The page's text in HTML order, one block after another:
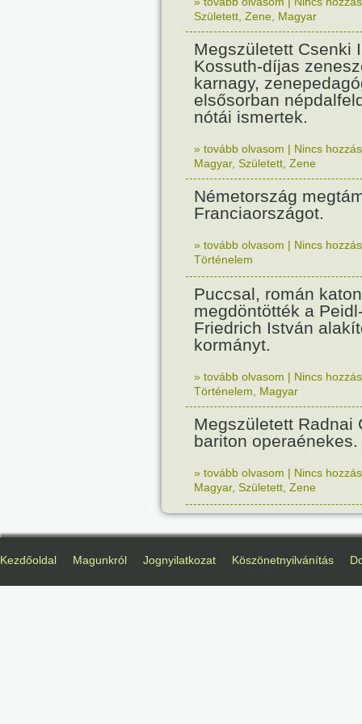
Született Zene Magyar
Megszületett Csenki
Kossuth-díjas
karnagy,
elsősorban
nótái ismertek.
» tovább olvasom | Nincs
Magyar, Született Zene
Németország
Franciaországot.
» tovább olvasom | Nincs
Történelem
Puccsal, román
megdöntötték a
Friedrich István
kormányt.
» tovább olvasom | Nincs
Történelem
Magyar
Megszületett Radnai
bariton operaénekes.
» tovább olvasom | Nincs
Magyar, Született Zene
Kezdőoldal Magunkról Jognyilatkozat Köszönetnyilvánítás